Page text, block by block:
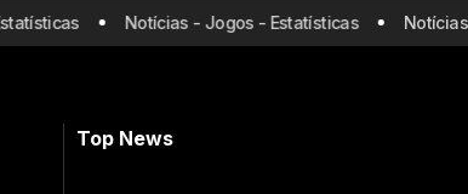
Liga de futebol dos Estados Unidos
aprova adoção do sistema de
promoção e rebaixamento
Notícias - Jogos - Estatísticas Notícias
Top News